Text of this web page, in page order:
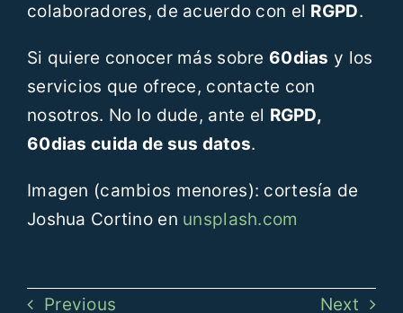
colaboradores, de acuerdo con el RGPD.
Si quiere conocer más sobre 60dias y los
servicios que ofrece, contacte con
nosotros. No lo dude, ante el RGPD,
60dias cuida de sus datos.
Imagen (cambios menores): cortesía de
Joshua Cortino en unsplash.com
Previous Next